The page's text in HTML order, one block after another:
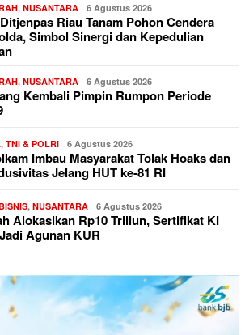
, NUSANTARA 6 Agustus 2026
Riau Tanam Pohon Cendera
Simbol Sinergi dan Kepedulian
, NUSANTARA 6 Agustus 2026
Kembali Pimpin Rumpon Periode
, TNI & POLRI 6 Agustus 2026
Imbau Masyarakat Tolak Hoaks dan
Jelang HUT ke-81 RI
, NUSANTARA 6 Agustus 2026
Alokasikan Rp10 Triliun, Sertifikat KI
Agunan KUR